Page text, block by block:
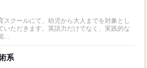
スクールにて、幼児から大人までを対象とし
いただきます。英語力だけでなく、実践的な
...
系